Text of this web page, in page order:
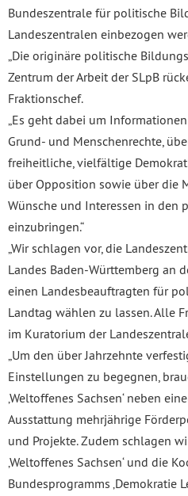
Bundeszentrale für politische
Landeszentralen einbezogen
„Die originäre politische
Zentrum der Arbeit der SLpB
Fraktionschef.
„Es geht dabei um
Grund- und Menschenrechte,
freiheitliche, vielfältige
über Opposition sowie über die
Wünsche und Interessen in den
einzubringen.“
„Wir schlagen vor, die
Landes Baden-Württemberg an
einen Landesbeauftragten für
Landtag wählen zu lassen. Alle
im Kuratorium der
„Um den über Jahrzehnte
Einstellungen zu begegnen,
‚Weltoffenes Sachsen‘ neben
Ausstattung mehrjährige
und Projekte. Zudem schlagen
‚Weltoffenes Sachsen‘ und die
Bundesprogramms ‚Demokratie